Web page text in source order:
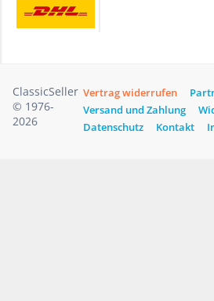
ClassicSeller
© 1976-
2026
Vertrag widerrufen
Versand und Zahlung
Datenschutz
Kontakt